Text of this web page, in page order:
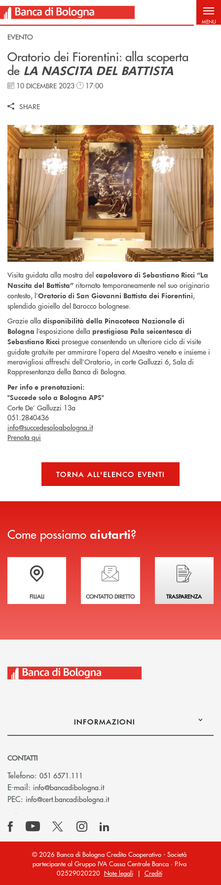
Salta al contenuto principale
MENU
EVENTO
Oratorio dei Fiorentini: alla scoperta
de LA NASCITA DEL BATTISTA
10 DICEMBRE 2023 17:00
SHARE
Visita guidata alla mostra del capolavoro di Sebastiano Ricci “La
Nascita del Battista” ritornato temporaneamente nel suo originario
contesto, l’Oratorio di San Giovanni Battista dei Fiorentini,
splendido gioiello del Barocco bolognese.
Grazie alla disponibilità della Pinacoteca Nazionale di
Bologna l’esposizione della prestigiosa Pala seicentesca di
Sebastiano Ricci prosegue consentendo un ulteriore ciclo di visite
guidate gratuite per ammirare l’opera del Maestro veneto e insieme i
meravigliosi affreschi dell’Oratorio, in corte Galluzzi 6, Sala di
Rappresentanza della Banca di Bologna.
Per info e prenotazioni:
"Succede solo a Bologna APS"
Corte De’ Galluzzi 13a
051.2840436
info@succedesoloabologna.it
Prenota qui
TORNA ALL'ELENCO EVENTI
Come possiamo aiutarti?
Trova la filiale più vicina a te
FILIALI
Hai bisogno di assistenza immediata?
CONTATTO DIRETTO
Hai bisogno di
TRASPARENZA
INFORMAZIONI
CONTATTI
Telefono: 051 6571.111
E-mail: info@bancadibologna.it(si apre l’app di posta elettronica)
PEC: info@cert.bancadibologna.it(si apre l’app di posta
© 2026 Banca di Bologna Credito Cooperativo - Società
partecipante al Gruppo IVA Cassa Centrale Banca · P.Iva
02529020220 Note legali| Crediti